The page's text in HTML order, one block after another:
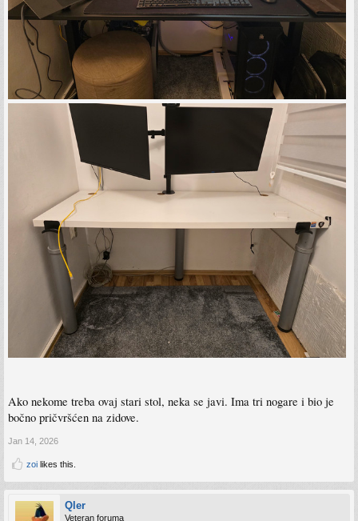
Ako nekome treba ovaj stari stol, neka se javi. Ima tri nogare i bio je
bočno pričvršćen na zidove.
Jan 14, 2026
zoi likes this.
Qler
Veteran foruma